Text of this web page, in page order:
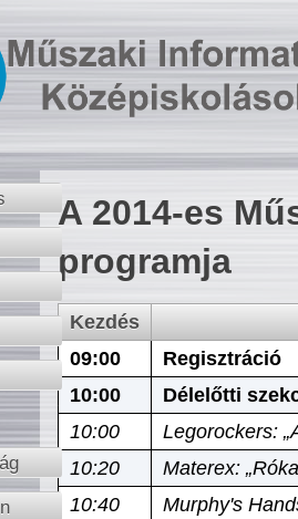
A 2014-es
programja
Kezdés
09:00
Regisztráció
10:00
Délelőtti
10:00
Legorockers:
10:20
Materex:
10:40
Murphy's